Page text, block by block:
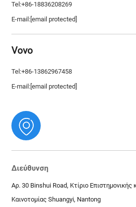
Tel:+86-18836208269
E-mail: [email protected]
Vovo
Tel:+86-13862967458
E-mail: [email protected]
Διεύθυνση
Αρ. 30 Binshui Road, Κτίριο Επιστημονικής
Καινοτομίας Shuangyi, Nantong